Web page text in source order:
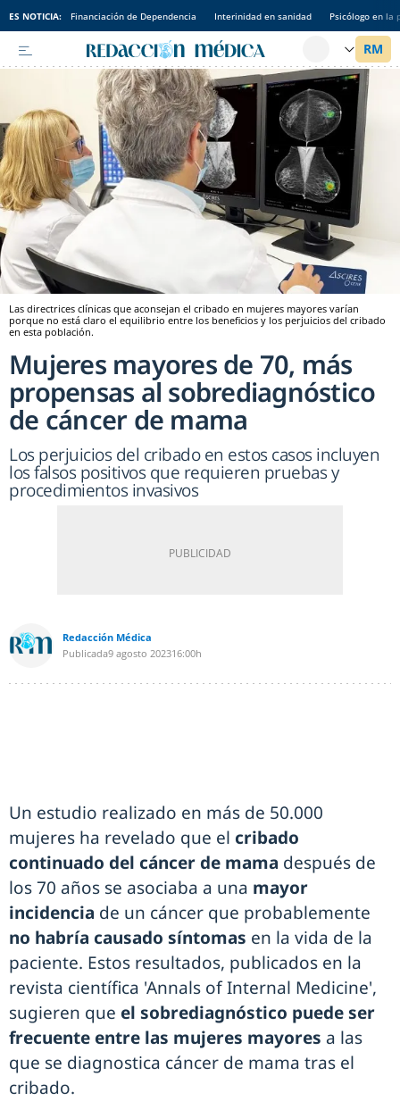
ES NOTICIA: Financiación de Dependencia Interinidad en sanidad Psicólogo en la
Las directrices clínicas que aconsejan el cribado en mujeres mayores varían
porque no está claro el equilibrio entre los beneficios y los perjuicios del cribado
en esta población.
Mujeres mayores de 70, más
propensas al sobrediagnóstico
de cáncer de mama
Los perjuicios del cribado en estos casos incluyen
los falsos positivos que requieren pruebas y
procedimientos invasivos
Redacción Médica
Publicada9 agosto 202316:00h
Un estudio realizado en más de 50.000
mujeres ha revelado que el cribado
continuado del cáncer de mama después de
los 70 años se asociaba a una mayor
incidencia de un cáncer que probablemente
no habría causado síntomas en la vida de la
paciente. Estos resultados, publicados en la
revista científica 'Annals of Internal Medicine',
sugieren que el sobrediagnóstico puede ser
frecuente entre las mujeres mayores a las
que se diagnostica cáncer de mama tras el
cribado.